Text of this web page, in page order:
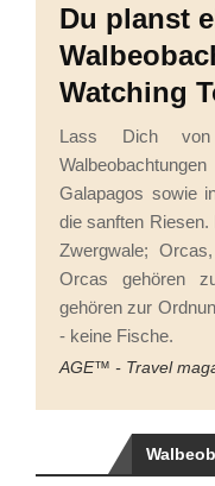
Du planst
Watching
Lass Dich von
Galapagos sowie
die sanften
Zwergwale;
Orcas gehören
gehören zur
- keine Fische.
AGE™ - Travel